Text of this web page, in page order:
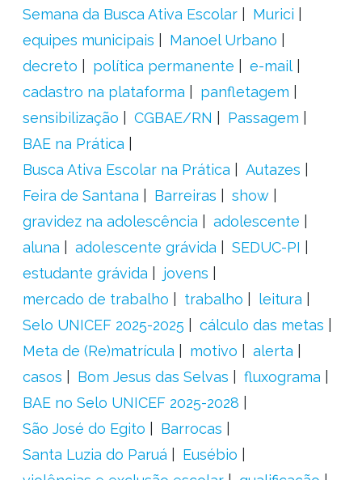
Semana da Busca Ativa Escolar
Murici
equipes municipais
Manoel Urbano
decreto
política permanente
e-mail
cadastro na plataforma
panfletagem
sensibilização
CGBAE/RN
Passagem
BAE na Prática
Busca Ativa Escolar na Prática
Autazes
Feira de Santana
Barreiras
show
gravidez na adolescência
adolescente
aluna
adolescente grávida
SEDUC-PI
estudante grávida
jovens
mercado de trabalho
trabalho
leitura
Selo UNICEF 2025-2025
cálculo das metas
Meta de (Re)matrícula
motivo
alerta
casos
Bom Jesus das Selvas
fluxograma
BAE no Selo UNICEF 2025-2028
São José do Egito
Barrocas
Santa Luzia do Paruá
Eusébio